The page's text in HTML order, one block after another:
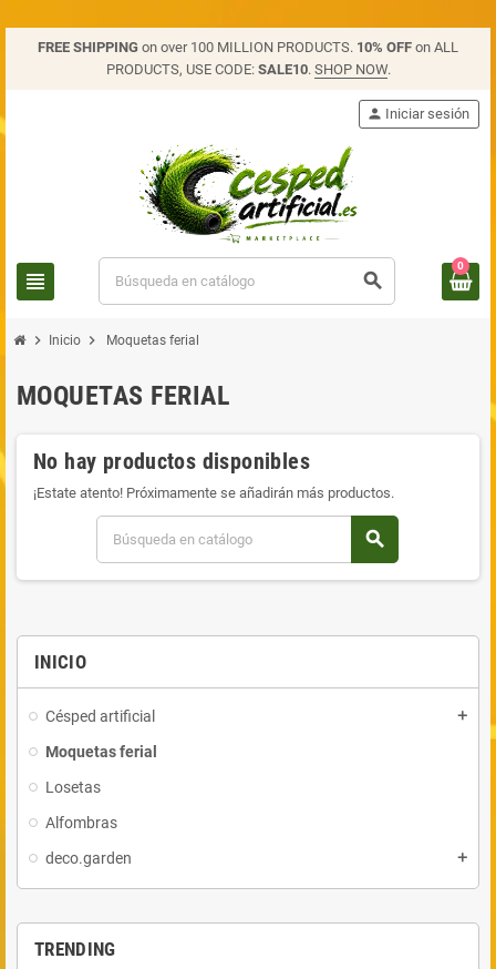
FREE SHIPPING on over 100 MILLION PRODUCTS. 10% OFF on ALL
PRODUCTS, USE CODE: SALE10. SHOP NOW.
view_headline search
person Iniciar sesión
0
chevron_right Inicio chevron_right Moquetas ferial
INICIO
Césped artificial add
Moquetas ferial
Losetas
Alfombras
deco.garden
add
TRENDING
MOQUETAS FERIAL
No hay productos disponibles
¡Estate atento! Próximamente se añadirán más productos.
search